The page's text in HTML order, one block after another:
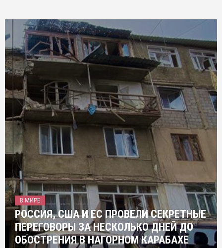
В МИРЕ
РОССИЯ, США И ЕС ПРОВЕЛИ СЕКРЕТНЫЕ
ПЕРЕГОВОРЫ ЗА НЕСКОЛЬКО ДНЕЙ ДО
ОБОСТРЕНИЯ В НАГОРНОМ КАРАБАХЕ